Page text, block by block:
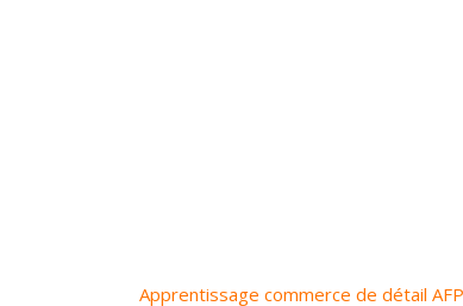
Apprentissage commerce de détail